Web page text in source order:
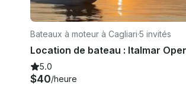
Bateaux à moteur à Cagliari·5 invités
5.0
$40/heure